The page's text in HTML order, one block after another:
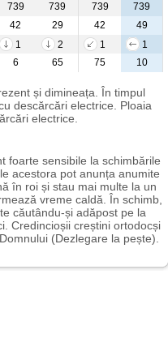
739 739 739
739
42 29 42
49
1 2 1
1
6 65 75 10
și dimineața. În timpul
descărcări electrice. Ploaia
electrice.
foarte sensibile la schimbările
acestora pot anunța anumite
în roi și stau mai multe la un
vreme caldă. În schimb,
căutându-și adăpost pe la
Credincioșii creștini ortodocși
(Dezlegare la pește).